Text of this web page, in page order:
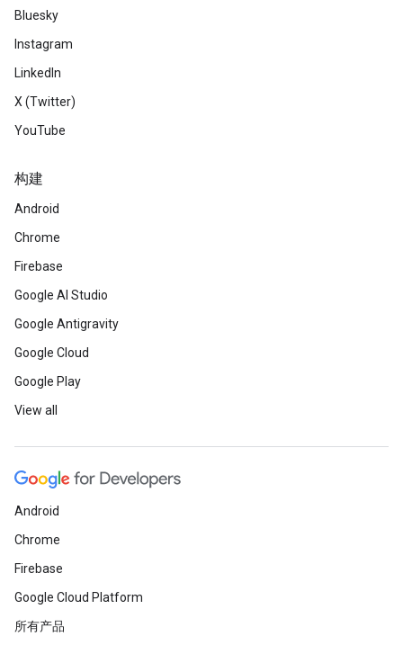
Bluesky
Instagram
LinkedIn
X (Twitter)
YouTube
构建
Android
Chrome
Firebase
Google AI Studio
Google Antigravity
Google Cloud
Google Play
View all
Android
Chrome
Firebase
Google Cloud Platform
所有产品